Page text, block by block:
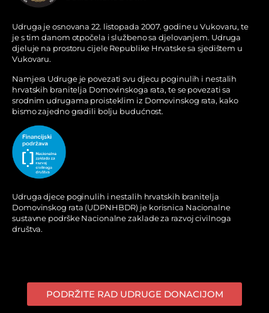
Udruga je osnovana 22. listopada 2007. godine u Vukovaru, te
je s tim danom otpočela i službeno sa djelovanjem. Udruga
djeluje na prostoru cijele Republike Hrvatske sa sjedištem u
Vukovaru.
Namjera Udruge je povezati svu djecu poginulih i nestalih
hrvatskih branitelja Domovinskoga rata, te se povezati sa
srodnim udrugama proisteklim iz Domovinskog rata, kako
bismo zajedno gradili bolju budućnost.
Udruga djece poginulih i nestalih hrvatskih branitelja
Domovinskog rata (UDPNHBDR) je korisnica Nacionalne
sustavne podrške Nacionalne zaklade za razvoj civilnoga
društva.
PODRŽITE RAD UDRUGE DONACIJOM